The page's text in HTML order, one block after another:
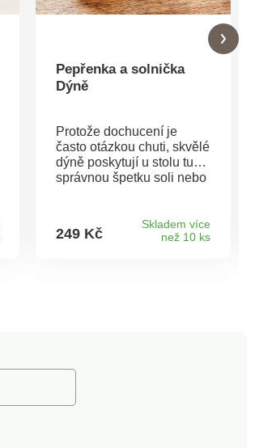
Pepřenka a solnička
Dýně
Protože dochucení je
často otázkou chuti, skvělé
dýně poskytují u stolu tu
správnou špetku soli nebo
249 Kč
Skladem více
než 10 ks